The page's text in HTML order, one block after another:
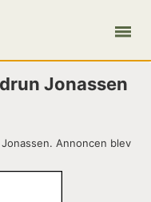
Jonassen
Annoncen blev